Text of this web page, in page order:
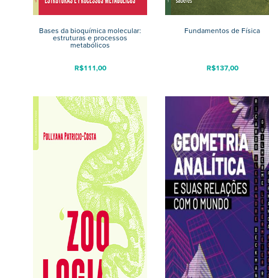
Bases da bioquímica molecular:
estruturas e processos
metabólicos
R$111,00
Fundamentos de Física
R$137,00